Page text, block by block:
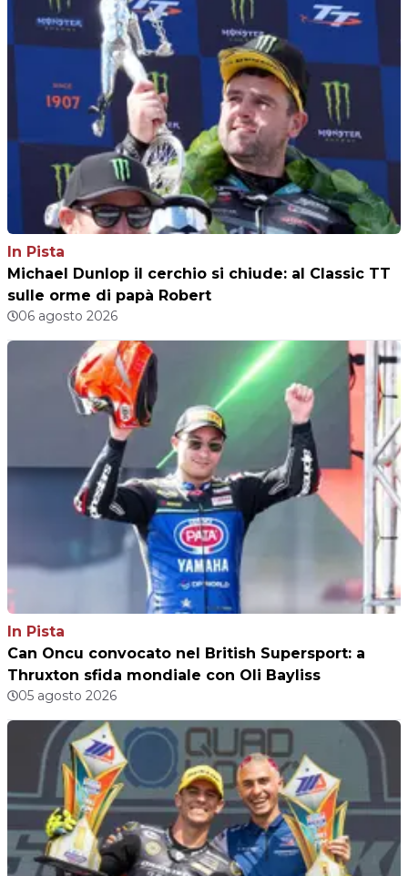
In Pista
Michael Dunlop il cerchio si chiude: al Classic TT
sulle orme di papà Robert
06 agosto 2026
In Pista
Can Oncu convocato nel British Supersport: a
Thruxton sfida mondiale con Oli Bayliss
05 agosto 2026